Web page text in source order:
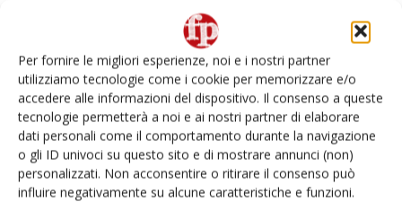
Per fornire le migliori esperienze, noi e i nostri partner
utilizziamo tecnologie come i cookie per memorizzare e/o
accedere alle informazioni del dispositivo. Il consenso a queste
tecnologie permetterà a noi e ai nostri partner di elaborare
dati personali come il comportamento durante la navigazione
o gli ID univoci su questo sito e di mostrare annunci (non)
personalizzati. Non acconsentire o ritirare il consenso può
influire negativamente su alcune caratteristiche e funzioni.
Raddoppiato il prezzo del Tarocco siciliano. Grazie a negozi di
vicinato e porta a porta degli ambulanti, i volumi hanno tenuto